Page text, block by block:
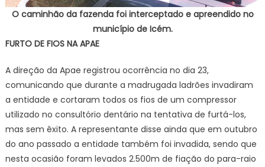
O caminhão da fazenda foi interceptado e apreendido no
município de Icém.
FURTO DE FIOS NA APAE
A direção da Apae registrou ocorrência no dia 23,
comunicando que durante a madrugada ladrões invadiram
a entidade e cortaram todos os fios de um compressor
utilizado no consultório dentário na tentativa de furtá-los,
mas sem êxito. A representante disse ainda que em outubro
do ano passado a entidade também foi invadida, sendo que
nesta ocasião foram levados 2.500m de fiação do para-raio